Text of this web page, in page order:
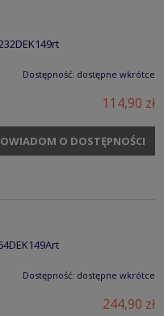
Dostępność: dostępne wkrótce
114,90 zł
O DOSTĘPNOŚCI
Dostępność: dostępne wkrótce
244,90 zł